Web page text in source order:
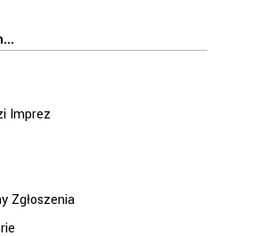
Imprez
Zgłoszenia